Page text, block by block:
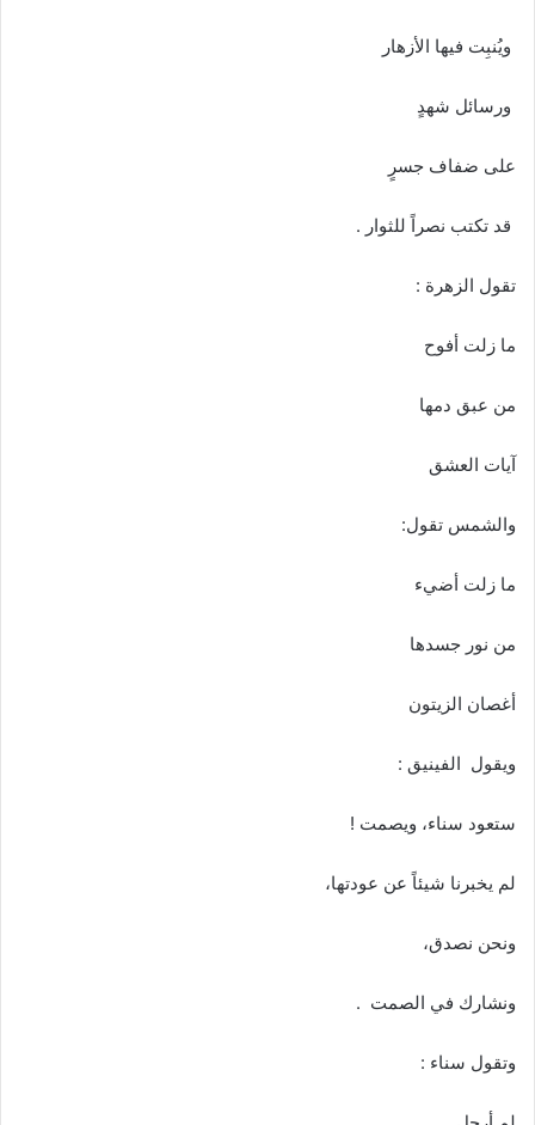
ويُنبِت فيها الأزهار
ورسائل شهدٍ
على ضفاف جسرٍ
قد تكتب نصراً للثوار .
تقول الزهرة :
ما زلت أفوح
من عبق دمها
آيات العشق
والشمس تقول:
ما زلت أضيء
من نور جسدها
أغصان الزيتون
ويقول الفينيق :
ستعود سناء، ويصمت !
لم يخبرنا شيئاً عن عودتها،
ونحن نصدق،
ونشارك في الصمت .
وتقول سناء :